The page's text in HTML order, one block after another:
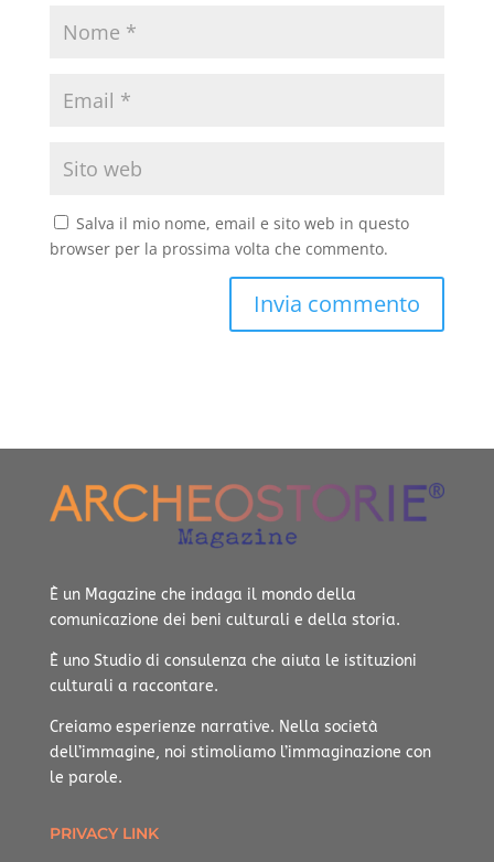
Salva il mio nome, email e sito web in questo
browser per la prossima volta che commento.
È un Magazine che indaga il mondo della
comunicazione dei beni culturali e della storia.
È uno Studio di consulenza che aiuta le istituzioni
culturali a raccontare.
Creiamo esperienze narrative. Nella società
dell’immagine, noi stimoliamo l’immaginazione con
le parole.
PRIVACY LINK